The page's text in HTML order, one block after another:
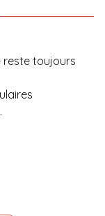
reste toujours